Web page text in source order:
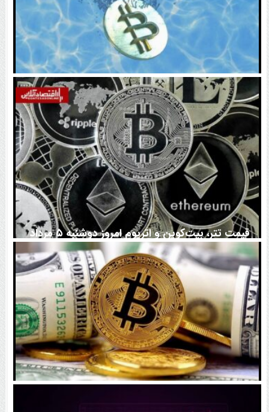
اتفاق تاریخی در بازار رمزارزها / بیت‌کوین سبز شد
قیمت تتر، بیت‌کوین و اتریوم امروز دوشنبه ۵ مرداد
۱۴۰۵ | بیت‌کوین این مرز را از دست بدهد، همه‌چیز تغییر
می‌کند